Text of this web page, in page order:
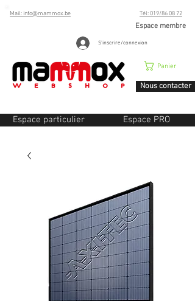
Mail: info@mammox.be Tél: 019/86 08 72
Espace membre
S'inscrire/connexion
Panier
Nous contacter
Espace particulier Espace PRO